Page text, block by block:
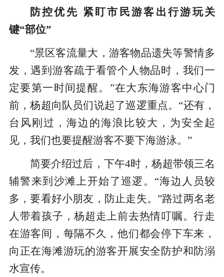
防控优先 紧盯市民游客出行游玩关
键“部位”
“景区客流量大，游客物品遗失等警情多
发，遇到游客疏于看管个人物品时，我们一
定要第一时间提醒。”在大东海游客中心门
前，杨超向队员们说起了巡逻重点。“还有，
台风刚过，海边的海浪比较大，为安全起
见，我们也要提醒游客不要下海游泳。”
简要介绍过后，下午4时，杨超带领三名
辅警来到沙滩上开始了巡逻。“海边人员较
多，要看好小朋友，防止走失。”路过两名老
人带着孩子，杨超走上前去热情叮嘱。行走
在游客间，每隔不久，他们都会停下车来，
向正在海滩游玩的游客开展安全防护和防溺
水宣传。